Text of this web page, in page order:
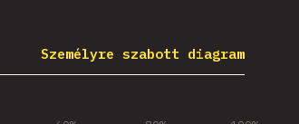
Személyre szabott diagram